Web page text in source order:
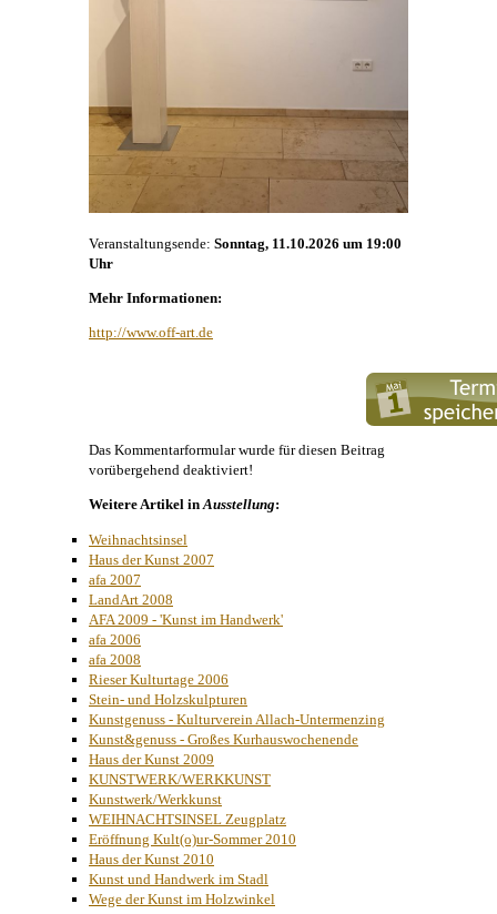
Veranstaltungsende: Sonntag, 11.10.2026 um 19:00
Uhr
Mehr Informationen:
http://www.off-art.de
Das Kommentarformular wurde für diesen Beitrag
vorübergehend deaktiviert!
Weitere Artikel inAusstellung:
Weihnachtsinsel
Haus der Kunst 2007
afa 2007
LandArt 2008
AFA 2009 - 'Kunst im Handwerk'
afa 2006
afa 2008
Rieser Kulturtage 2006
Stein- und Holzskulpturen
Kunstgenuss - Kulturverein Allach-Untermenzing
Kunst&genuss - Großes Kurhauswochenende
Haus der Kunst 2009
KUNSTWERK/WERKKUNST
Kunstwerk/Werkkunst
WEIHNACHTSINSEL Zeugplatz
Eröffnung Kult(o)ur-Sommer 2010
Haus der Kunst 2010
Kunst und Handwerk im Stadl
Wege der Kunst im Holzwinkel